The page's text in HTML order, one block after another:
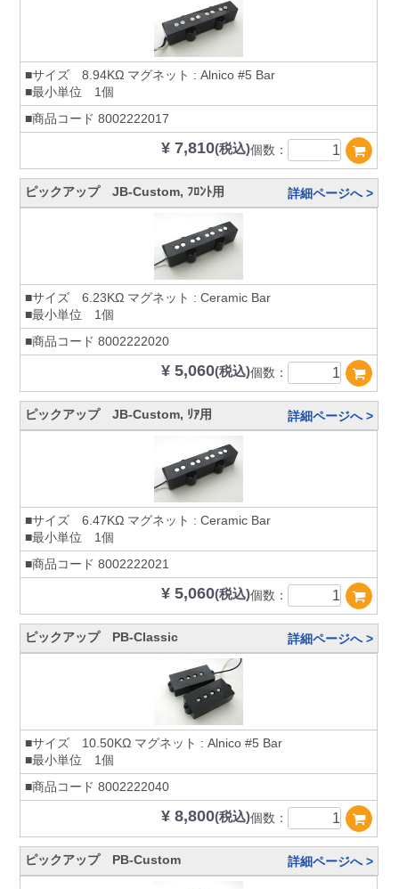
■サイズ 8.94KΩ マグネット : Alnico #5 Bar
■最小単位 1個
■商品コード 8002222017
¥ 7,810(税込)個数：
ピックアップ JB-Custom, ﾌﾛﾝﾄ用 詳細ページへ >
■サイズ 6.23KΩ マグネット : Ceramic Bar
■最小単位 1個
■商品コード 8002222020
¥ 5,060(税込)個数：
ピックアップ JB-Custom, ﾘｱ用 詳細ページへ >
■サイズ 6.47KΩ マグネット : Ceramic Bar
■最小単位 1個
■商品コード 8002222021
¥ 5,060(税込)個数：
ピックアップ PB-Classic 詳細ページへ >
■サイズ 10.50KΩ マグネット : Alnico #5 Bar
■最小単位 1個
■商品コード 8002222040
¥ 8,800(税込)個数：
ピックアップ PB-Custom 詳細ページへ >